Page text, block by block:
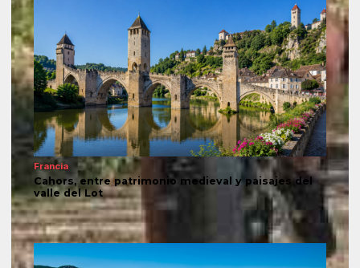
Francia
Cahors, entre patrimonio medieval y paisajes del
valle del Lot